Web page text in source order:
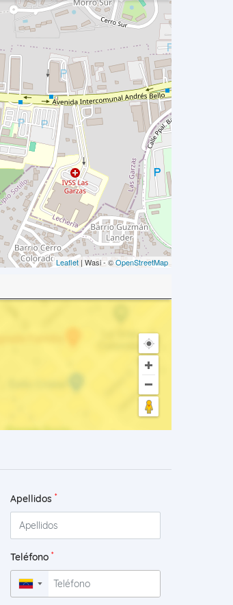
Leaflet | Wasi - ©OpenStreetMap
Apellidos *
Teléfono *
▼